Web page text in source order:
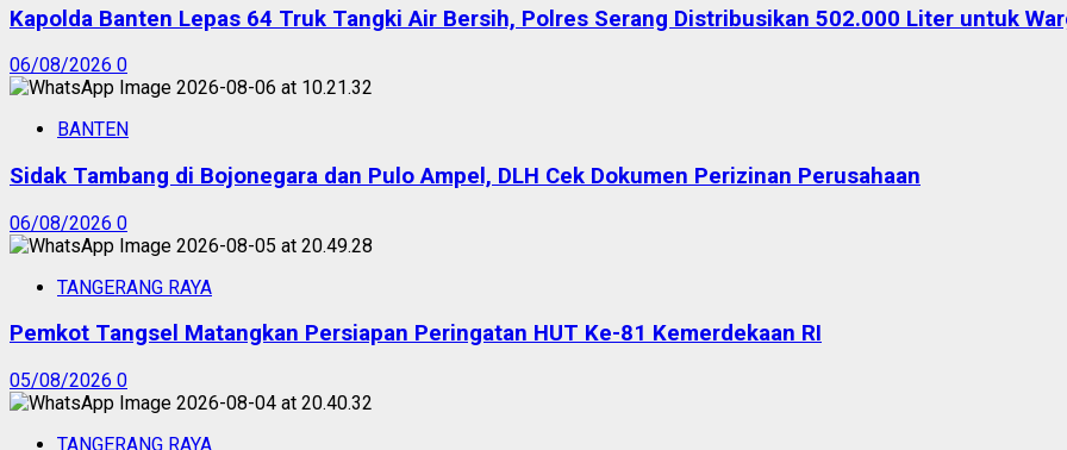
Kapolda Banten Lepas 64 Truk Tangki Air Bersih, Polres Serang Distribusikan 502.000 Liter untuk
06/08/2026 0
BANTEN
Sidak Tambang di Bojonegara dan Pulo Ampel, DLH Cek Dokumen Perizinan Perusahaan
06/08/2026 0
TANGERANG RAYA
Pemkot Tangsel Matangkan Persiapan Peringatan HUT Ke-81 Kemerdekaan RI
05/08/2026 0
TANGERANG RAYA